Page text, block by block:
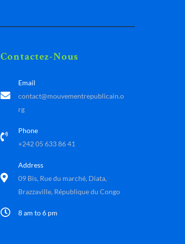
Contactez-Nous
Email
contact@mouvementrepublicain.o
rg
Phone
+242 05 633 86 41
Address
09 Bis, Rue du marché, Diata,
Brazzaville, République du Congo
8 am to 6 pm